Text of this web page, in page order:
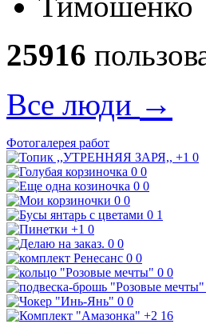
25916
Все люди →
Фотогалерея работ
+1 0
0 0
0 0
0 0
0 1
+1 0
0 0
0 0
0 0
0 0
+2 16